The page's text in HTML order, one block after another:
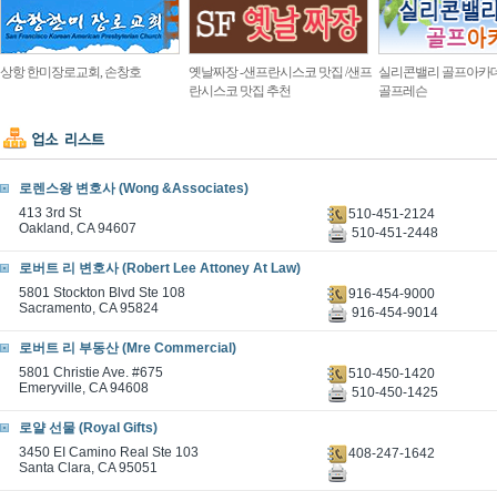
상항 한미장로교회, 손창호
옛날짜장 -샌프란시스코 맛집 /샌프
란시스코 맛집 추천
실리콘밸리 골프아카
골프레슨
로렌스왕 변호사 (Wong &Associates)
413 3rd St
Oakland, CA 94607
510-451-2124
510-451-2448
로버트 리 변호사 (Robert Lee Attoney At Law)
5801 Stockton Blvd Ste 108
Sacramento, CA 95824
916-454-9000
916-454-9014
로버트 리 부동산 (Mre Commercial)
5801 Christie Ave. #675
Emeryville, CA 94608
510-450-1420
510-450-1425
로얄 선물 (Royal Gifts)
3450 EI Camino Real Ste 103
Santa Clara, CA 95051
408-247-1642